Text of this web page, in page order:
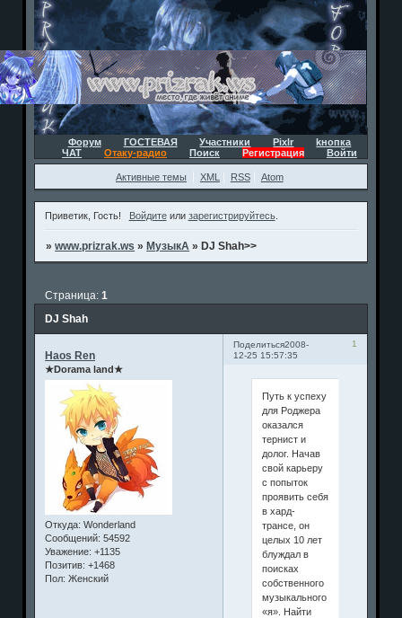
Форум ГОСТЕВАЯ Участники Pixlr
kнопка
ЧАТ
Отаку-радио Поиск Регистрация Войти
Активные темы XML RSS Atom
Приветик, Гость! Войдитеили зарегистрируйтесь.
»www.prizrak.ws » МузыкА » DJ Shah>>
DJ Shah
Страница:1
Поделиться 1
2008-
12-25 15:57:35
Haos Ren
★Dorama land★
Откуда: Wonderland
Сообщений: 54592
Уважение: +1135
Позитив: +1468
Пол: Женский
Путь к успеху
для Роджера
оказался
тернист и
долог. Начав
свой карьеру
с попыток
проявить себя
в хард-
трансе, он
целых 10 лет
блуждал в
поисках
собственного
музыкального
«я». Найти